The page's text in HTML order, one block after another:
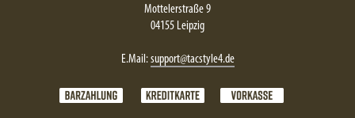
Mottelerstraße 9
04155 Leipzig
E.Mail:support@tacstyle4.de